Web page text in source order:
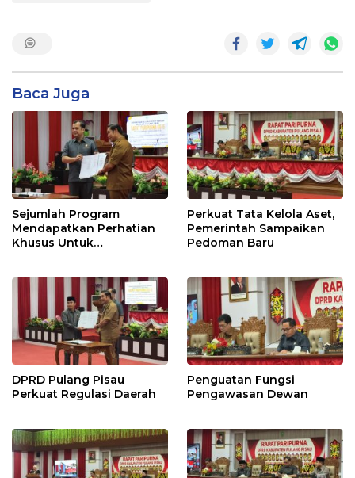
Baca Juga
Sejumlah Program
Mendapatkan Perhatian
Khusus Untuk
Perkuat Tata Kelola Aset,
Pemerintah Sampaikan
Pedoman Baru
DPRD Pulang Pisau
Perkuat Regulasi Daerah
Penguatan Fungsi
Pengawasan Dewan